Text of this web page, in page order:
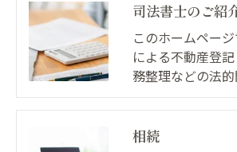
司法書士のご紹
このホームペー
による不動産登
務整理などの法
相続